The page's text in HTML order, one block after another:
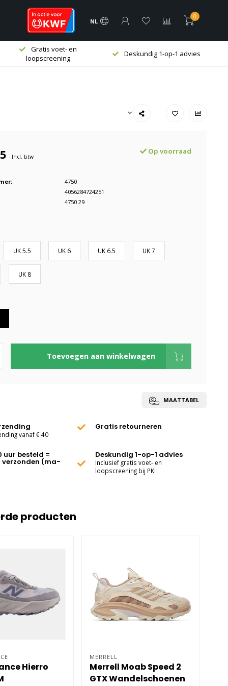
NL
0
Gratis voet- en
loopscreening
Deskundig 1-op-1 advies
Incl. btw
Op voorraad
4750
4056284724251
4750 29
UK 5.5 UK 6 UK 6.5 UK 7
UK 8
Toevoegen aan winkelwagen
MAATTABEL
vanaf € 40
Gratis retourneren
uur besteld =
(ma-
Deskundig 1-op-1 advies
Inclusief gratis voet- en
loopscreening bij PK!
producten
Hierro
MERRELL
Merrell Moab Speed 2
GTX Wandelschoenen